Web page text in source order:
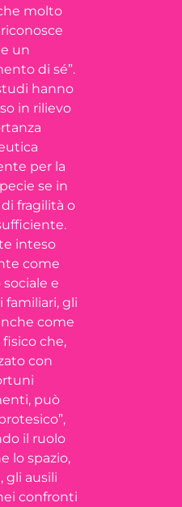
molto
un
di sé”.
hanno
in rilievo
per la
se in
fragilità o
inteso
come
e
familiari, gli
come
che,
con
può
il ruolo
lo spazio,
gli ausili
confronti